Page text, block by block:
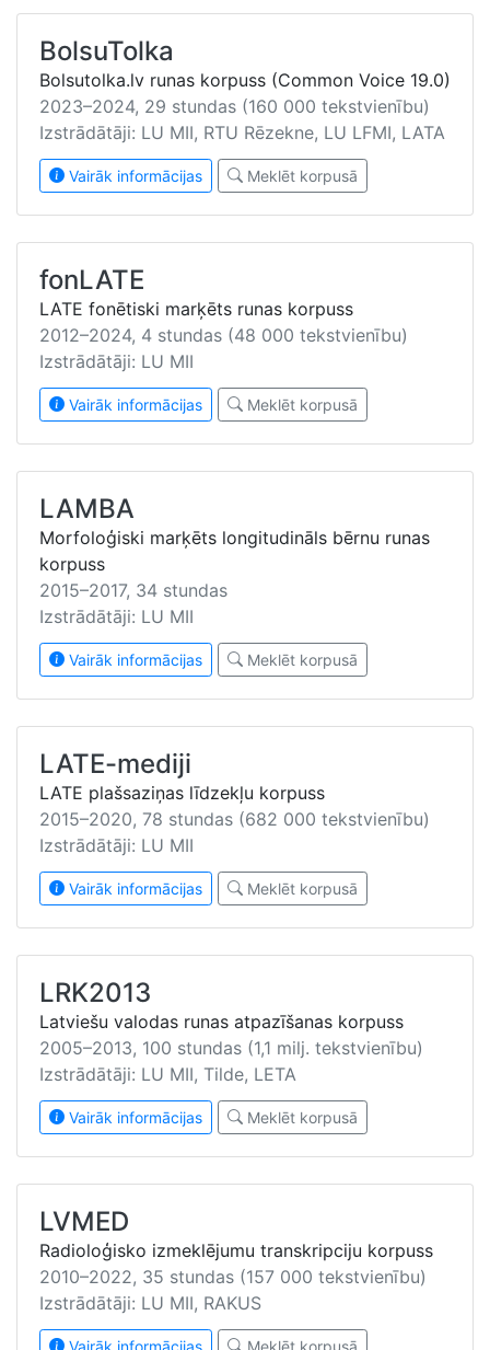
BolsuTolka
Bolsutolka.lv runas korpuss (Common Voice 19.0)
2023–2024, 29 stundas (160 000 tekstvienību)
Izstrādātāji: LU MII, RTU Rēzekne, LU LFMI, LATA
Vairāk informācijas Meklēt korpusā
fonLATE
LATE fonētiski marķēts runas korpuss
2012–2024, 4 stundas (48 000 tekstvienību)
Izstrādātāji: LU MII
Vairāk informācijas Meklēt korpusā
LAMBA
Morfoloģiski marķēts longitudināls bērnu runas
korpuss
2015–2017, 34 stundas
Izstrādātāji: LU MII
Vairāk informācijas Meklēt korpusā
LATE-mediji
LATE plašsaziņas līdzekļu korpuss
2015–2020, 78 stundas (682 000 tekstvienību)
Izstrādātāji: LU MII
Vairāk informācijas Meklēt korpusā
LRK2013
Latviešu valodas runas atpazīšanas korpuss
2005–2013, 100 stundas (1,1 milj. tekstvienību)
Izstrādātāji: LU MII, Tilde, LETA
Vairāk informācijas Meklēt korpusā
LVMED
Radioloģisko izmeklējumu transkripciju korpuss
2010–2022, 35 stundas (157 000 tekstvienību)
Izstrādātāji: LU MII, RAKUS
Vairāk informācijas Meklēt korpusā